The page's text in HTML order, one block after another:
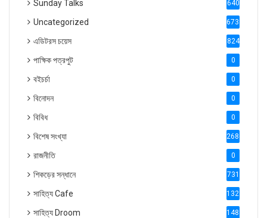
Sunday Talks 640
Uncategorized 6738
এডিটরস চয়েস 824
পাক্ষিক পত্রপুট 0
বইচর্চা 0
বিনোদন 0
বিবিধ 0
বিশেষ সংখ্যা 2686
রাজনীতি 0
শিকড়ের সন্ধানে 731
সাহিত্য Cafe 1321
সাহিত্য Droom 1488